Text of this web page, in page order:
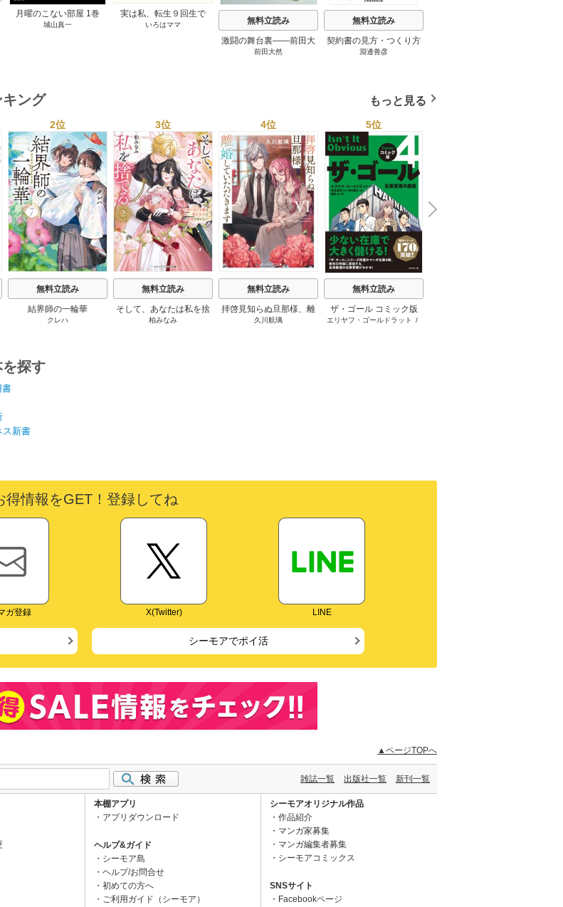
月曜のこない部屋 1巻
城山真一
実は私、転生９回生で
す マンガ 私の前世物
いろはママ
無料立読み
激闘の舞台裏――前田大
然が見たワールドカップ
前田大然
無料立読み
契約書の見方・つくり方
＜第３版＞ 1巻
淵邊善彦
ング もっと見る
2位
無料立読み
結界師の一輪華
クレハ
3位
無料立読み
そして、あなたは私を捨
てる
柏みなみ
4位
無料立読み
拝啓見知らぬ旦那様、離
婚していただきます
久川航璃
5位
無料立読み
ザ・ゴール コミック版
エリヤフ・ゴールドラット
/
N
e
x
t
を探す
書
ス新書
得情報をGET！登録してね
ガ登録 X(Twitter) LINE
シーモアでポイ活
▲ページTOPへ
雑誌一覧 出版社一覧 新刊一覧
本棚アプリ
アプリダウンロード
ヘルプ&ガイド
シーモア島
ヘルプ/お問合せ
初めての方へ
ご利用ガイド（シーモア）
シーモアオリジナル作品
作品紹介
マンガ家募集
マンガ編集者募集
シーモアコミックス
SNSサイト
Facebookページ